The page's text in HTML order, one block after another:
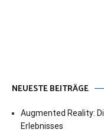
NEUESTE BEITRÄGE
Augmented Reality:
Erlebnisses